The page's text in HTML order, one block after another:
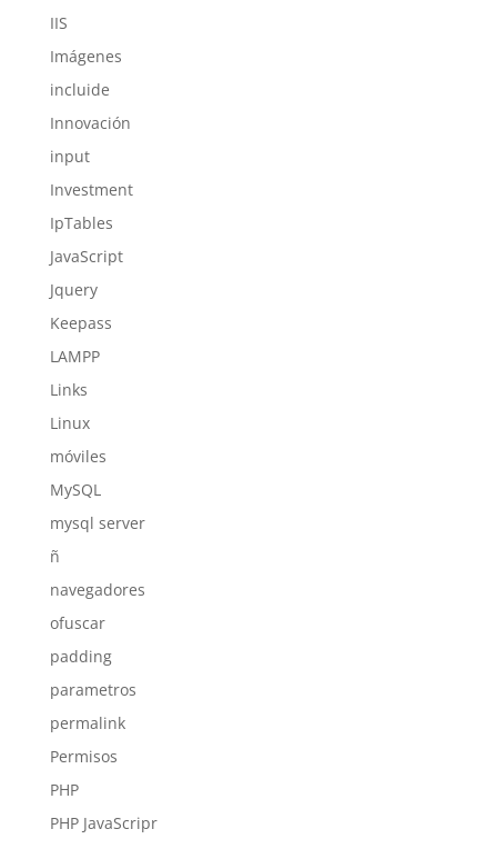
IIS
Imágenes
incluide
Innovación
input
Investment
IpTables
JavaScript
Jquery
Keepass
LAMPP
Links
Linux
móviles
MySQL
mysql server
ñ
navegadores
ofuscar
padding
parametros
permalink
Permisos
PHP
PHP JavaScripr